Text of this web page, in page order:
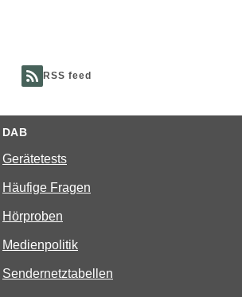
RSS feed
DAB
Gerätetests
Häufige Fragen
Hörproben
Medienpolitik
Sendernetztabellen